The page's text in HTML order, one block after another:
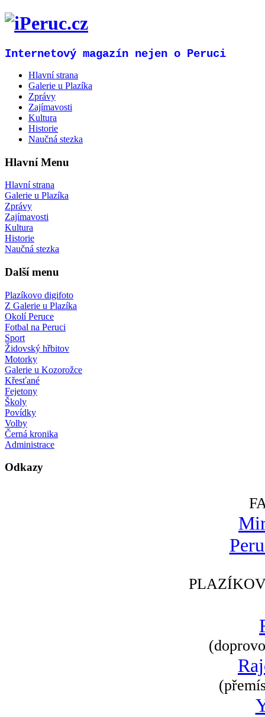
Internetový magazín nejen o Peruci
Hlavní strana
Galerie u Plazíka
Zprávy
Zajímavosti
Kultura
Historie
Naučná stezka
Hlavní Menu
Hlavní strana
Galerie u Plazíka
Zprávy
Zajímavosti
Kultura
Historie
Naučná stezka
Další menu
Plazíkovo digifoto
Z Galerie u Plazíka
Okolí Peruce
Fotbal na Peruci
Sport
Židovský hřbitov
Motorky
Galerie u Kozorožce
Křesťané
Fejetony
Školy
Povídky
Volby
Černá kronika
Administrace
Odkazy